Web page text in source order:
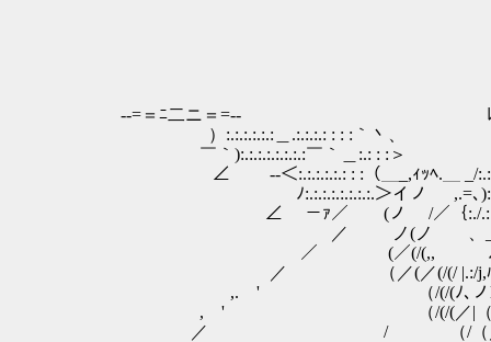
-‐=＝ﾆ二ニ＝=‐- ﾚ.: :/
）:.:.:.:.:.:＿.:.:.:.: : : :｀丶、
￣｀):.:.:.:.:.:.:.:￣｀＿:.: : :＞ /
∠ -‐＜:.:.:.:.:.: : :（＿_,ｨｯﾍ.＿ _/
ﾉ:.:.:.:.:.:.:.:.＞イノ ,.=､
∠ －ｧ／ (ノ /／｛:./.:.:.:.:/
／ ノ(ノ ゝ、_ﾚ、:.: ｲ⌒ヽ
／ (／(/(,, ﾉ:.∧ヽヽ) ＼ ∧
／ （／(／(/(/ |.:/j,ﾊ:.ｉ
,. ' （/(/(ﾉ､ノl/(／l:.|(／
, ' （/(/(／|（/(/ｌ:| _,ｲjﾊ
／ / （/（／ l:! .:::乂 ｀ヽ、